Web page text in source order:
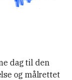
dag til den
og målrettet